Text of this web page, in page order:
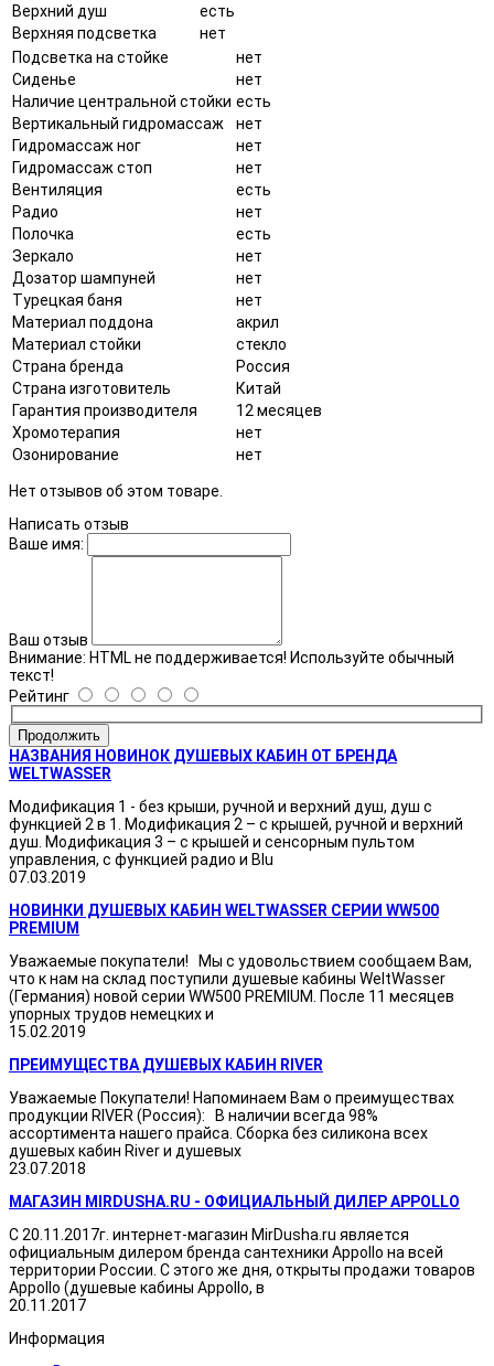
Верхний душ
есть
Верхняя подсветка
нет
Подсветка на стойке
нет
Сиденье
нет
Наличие центральной стойки есть
Вертикальный гидромассаж
нет
Гидромассаж ног
нет
Гидромассаж стоп
нет
Вентиляция
есть
Радио
нет
Полочка
есть
Зеркало
нет
Дозатор шампуней
нет
Турецкая баня
нет
Материал поддона
акрил
Материал стойки
стекло
Страна бренда
Россия
Страна изготовитель
Китай
Гарантия производителя
12 месяцев
Хромотерапия
нет
Озонирование
нет
Нет отзывов об этом товаре.
Написать отзыв
Ваше имя:
Ваш отзыв
Внимание: HTML не поддерживается! Используйте обычный
текст!
Рейтинг
Продолжить
НАЗВАНИЯ НОВИНОК ДУШЕВЫХ КАБИН ОТ БРЕНДА
WELTWASSER
Модификация 1 - без крыши, ручной и верхний душ, душ с
функцией 2 в 1. Модификация 2 – с крышей, ручной и верхний
душ. Модификация 3 – с крышей и сенсорным пультом
управления, с функцией радио и Blu
07.03.2019
НОВИНКИ ДУШЕВЫХ КАБИН WELTWASSER СЕРИИ WW500
PREMIUM
Уважаемые покупатели! Мы с удовольствием сообщаем Вам,
что к нам на склад поступили душевые кабины WeltWasser
(Германия) новой серии WW500 PREMIUM. После 11 месяцев
упорных трудов немецких и
15.02.2019
ПРЕИМУЩЕСТВА ДУШЕВЫХ КАБИН RIVER
Уважаемые Покупатели! Напоминаем Вам о преимуществах
продукции RIVER (Россия): В наличии всегда 98%
ассортимента нашего прайса. Сборка без силикона всех
душевых кабин River и душевых
23.07.2018
МАГАЗИН MIRDUSHA.RU - ОФИЦИАЛЬНЫЙ ДИЛЕР APPOLLO
С 20.11.2017г. интернет-магазин MirDusha.ru является
официальным дилером бренда сантехники Appollo на всей
территории России. С этого же дня, открыты продажи товаров
Appollo (душевые кабины Appollo, в
20.11.2017
Информация